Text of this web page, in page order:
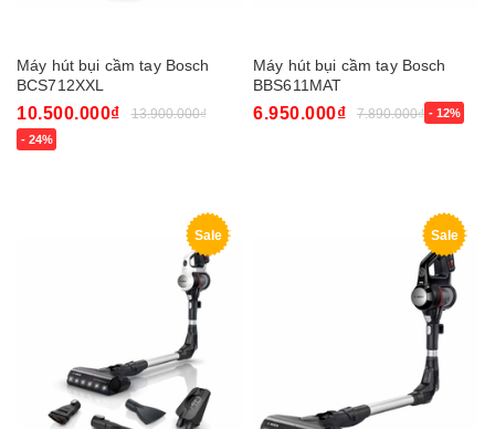
Máy hút bụi cầm tay Bosch
BCS712XXL
10.500.000₫ 13.900.000₫
- 24%
Máy hút bụi cầm tay Bosch
BBS611MAT
6.950.000₫ 7.890.000₫ - 12%
Sale Sale